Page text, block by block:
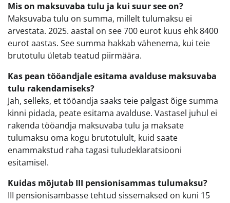
Mis on maksuvaba tulu ja kui suur see on?
Maksuvaba tulu on summa, millelt tulumaksu ei
arvestata. 2025. aastal on see 700 eurot kuus ehk 8400
eurot aastas. See summa hakkab vähenema, kui teie
brutotulu ületab teatud piirmäära.
Kas pean tööandjale esitama avalduse maksuvaba
tulu rakendamiseks?
Jah, selleks, et tööandja saaks teie palgast õige summa
kinni pidada, peate esitama avalduse. Vastasel juhul ei
rakenda tööandja maksuvaba tulu ja maksate
tulumaksu oma kogu brutotulult, kuid saate
enammakstud raha tagasi tuludeklaratsiooni
esitamisel.
Kuidas mõjutab III pensionisammas tulumaksu?
III pensionisambasse tehtud sissemaksed on kuni 15